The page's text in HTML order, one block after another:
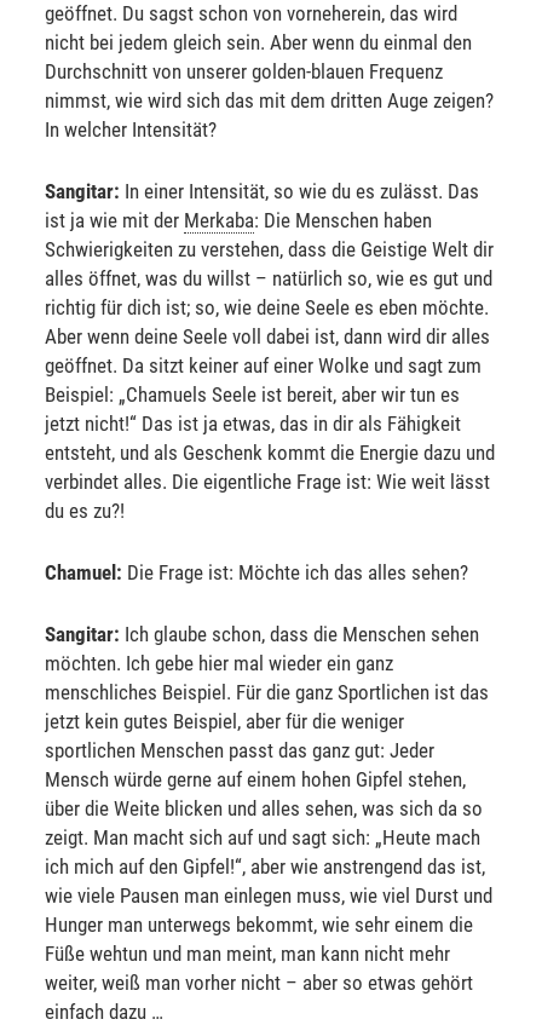
geöffnet. Du sagst schon von vorneherein, das wird
nicht bei jedem gleich sein. Aber wenn du einmal den
Durchschnitt von unserer golden-blauen Frequenz
nimmst, wie wird sich das mit dem dritten Auge zeigen?
In welcher Intensität?
Sangitar: In einer Intensität, so wie du es zulässt. Das
ist ja wie mit der Merkaba: Die Menschen haben
Schwierigkeiten zu verstehen, dass die Geistige Welt dir
alles öffnet, was du willst – natürlich so, wie es gut und
richtig für dich ist; so, wie deine Seele es eben möchte.
Aber wenn deine Seele voll dabei ist, dann wird dir alles
geöffnet. Da sitzt keiner auf einer Wolke und sagt zum
Beispiel: „Chamuels Seele ist bereit, aber wir tun es
jetzt nicht!“ Das ist ja etwas, das in dir als Fähigkeit
entsteht, und als Geschenk kommt die Energie dazu und
verbindet alles. Die eigentliche Frage ist: Wie weit lässt
du es zu?!
Chamuel: Die Frage ist: Möchte ich das alles sehen?
Sangitar: Ich glaube schon, dass die Menschen sehen
möchten. Ich gebe hier mal wieder ein ganz
menschliches Beispiel. Für die ganz Sportlichen ist das
jetzt kein gutes Beispiel, aber für die weniger
sportlichen Menschen passt das ganz gut: Jeder
Mensch würde gerne auf einem hohen Gipfel stehen,
über die Weite blicken und alles sehen, was sich da so
zeigt. Man macht sich auf und sagt sich: „Heute mach
ich mich auf den Gipfel!“, aber wie anstrengend das ist,
wie viele Pausen man einlegen muss, wie viel Durst und
Hunger man unterwegs bekommt, wie sehr einem die
Füße wehtun und man meint, man kann nicht mehr
weiter, weiß man vorher nicht – aber so etwas gehört
einfach dazu …